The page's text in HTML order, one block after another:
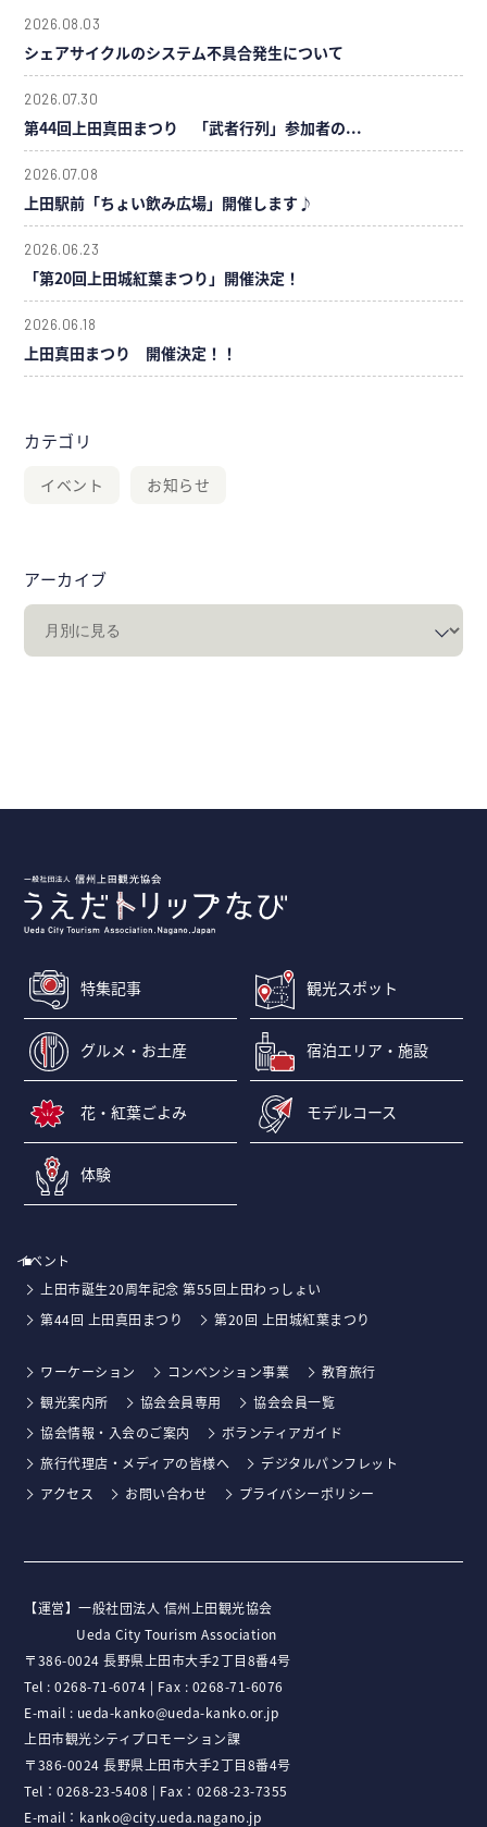
2026.08.03
シェアサイクルのシステム不具合発生について
2026.07.30
第44回上田真田まつり 「武者行列」参加者の...
2026.07.08
上田駅前「ちょい飲み広場」開催します♪
2026.06.23
「第20回上田城紅葉まつり」開催決定！
2026.06.18
上田真田まつり 開催決定！！
カテゴリ
イベント お知らせ
アーカイブ
特集記事 観光スポット
グルメ・お土産 宿泊エリア・施設
花・紅葉ごよみ モデルコース
体験
イベント
上田市誕生20周年記念 第55回上田わっしょい
第44回 上田真田まつり
第20回 上田城紅葉まつり
ワーケーション コンベンション事業
教育旅行
観光案内所
協会会員専用
協会会員一覧
協会情報・入会のご案内
ボランティアガイド
旅行代理店・メディアの皆様へ
デジタルパンフレット
アクセス
お問い合わせ プライバシーポリシー
【運営】⼀般社団法⼈ 信州上⽥観光協会
Ueda City Tourism Association
〒386-0024 ⻑野県上⽥市⼤⼿2丁⽬8番4号
Tel :0268-71-6074 | Fax : 0268-71-6076
E-mail : ueda-kanko@ueda-kanko.or.jp
上田市観光シティプロモーション課
〒386-0024 長野県上田市大手2丁目8番4号
Tel：0268-23-5408 | Fax：0268-23-7355
E-mail： kanko@city.ueda.nagano.jp